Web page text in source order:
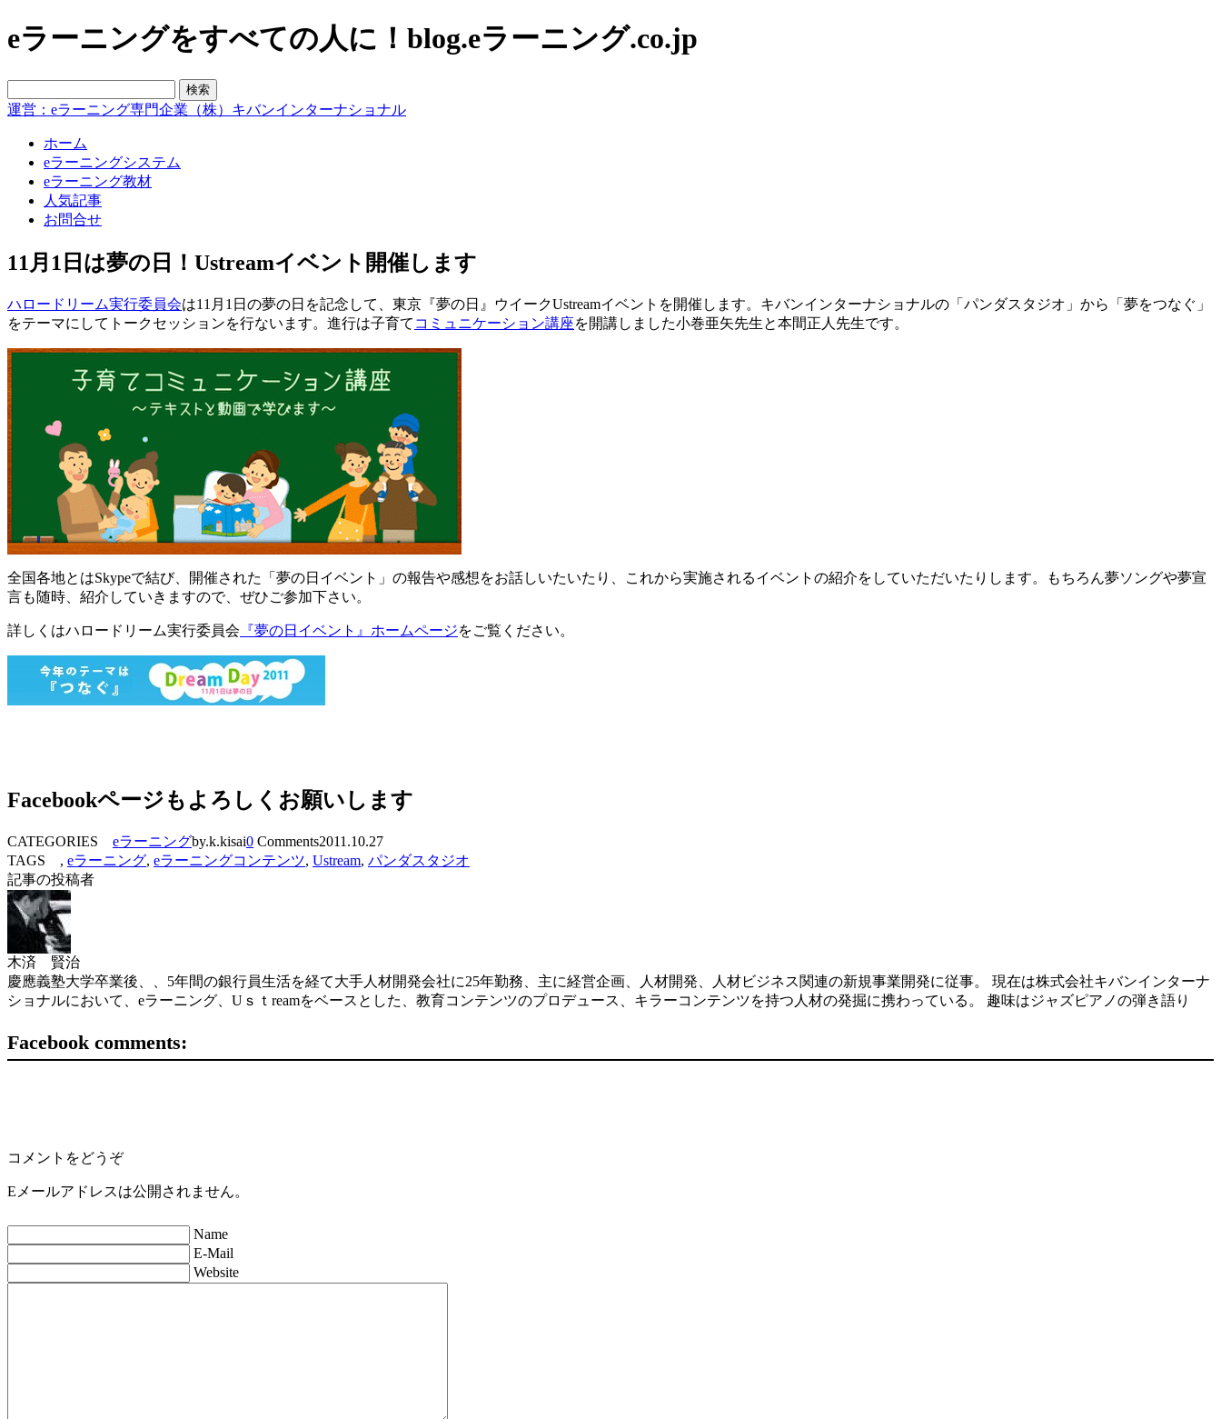
eラーニングをすべての人に！blog.eラーニング.co.jp
運営：eラーニング専門企業（株）キバンインターナショナル
ホーム
eラーニングシステム
eラーニング教材
人気記事
お問合せ
11月1日は夢の日！Ustreamイベント開催します
ハロードリーム実行委員会は11月1日の夢の日を記念して、東京『夢の日』ウイークUstreamイベントを開催します。キバンインターナショナルの「パンダスタジオ」から「夢をつなぐ」
をテーマにしてトークセッションを行ないます。進行は子育て コミュニケーション講座を開講しました小巻亜矢先生と本間正人先生です。
全国各地とはSkypeで結び、開催された「夢の日イベント」の報告や感想をお話しいたいたり、これから実施されるイベントの紹介をしていただいたりします。もちろん夢ソングや夢宣
言も随時、紹介していきますので、ぜひご参加下さい。
詳しくはハロードリーム実行委員会 『夢の日イベント』ホームページをご覧ください。
Facebookページもよろしくお願いします
CATEGORIES eラーニングby.k.kisai0 Comments2011.10.27
TAGS , eラーニング, eラーニングコンテンツ, Ustream, パンダスタジオ
記事の投稿者
木済 賢治
慶應義塾大学卒業後、、5年間の銀行員生活を経て大手人材開発会社に25年勤務、主に経営企画、人材開発、人材ビジネス関連の新規事業開発に従事。 現在は株式会社キバンインターナ
ショナルにおいて、eラーニング、Uｓｔreamをベースとした、教育コンテンツのプロデュース、キラーコンテンツを持つ人材の発掘に携わっている。 趣味はジャズピアノの弾き語り
Facebook comments:
コメントをどうぞ
Eメールアドレスは公開されません。
Name
E-Mail
Website